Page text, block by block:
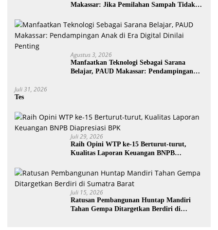
Makassar: Jika Pemilahan Sampah Tidak
Agustus 3, 2026
Manfaatkan Teknologi Sebagai Sarana
Belajar, PAUD Makassar: Pendampingan
Juli 31, 2026
Tes
Juli 29, 2026
Raih Opini WTP ke-15 Berturut-turut,
Kualitas Laporan Keuangan BNPB
Juli 15, 2026
Ratusan Pembangunan Huntap Mandiri
Tahan Gempa Ditargetkan Berdiri di